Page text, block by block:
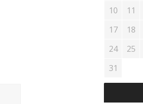
10
11
17
18
24
25
31